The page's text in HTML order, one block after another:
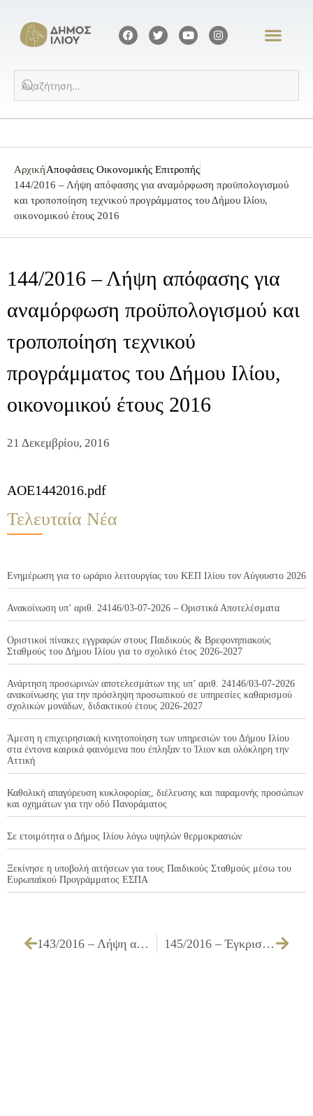
ΑρχικήΑποφάσεις Οικονομικής Επιτροπής
144/2016 – Λήψη απόφασης για αναμόρφωση προϋπολογισμού
και τροποποίηση τεχνικού προγράμματος του Δήμου Ιλίου,
οικονομικού έτους 2016
144/2016 – Λήψη απόφασης για
αναμόρφωση προϋπολογισμού και
τροποποίηση τεχνικού
προγράμματος του Δήμου Ιλίου,
οικονομικού έτους 2016
21 Δεκεμβρίου, 2016
AOE1442016.pdf
Τελευταία Νέα
Ενημέρωση για το ωράριο λειτουργίας του ΚΕΠ Ιλίου τον Αύγουστο 2026
Ανακοίνωση υπ’ αριθ. 24146/03-07-2026 – Οριστικά Αποτελέσματα
Οριστικοί πίνακες εγγραφών στους Παιδικούς & Βρεφονηπιακούς
Σταθμούς του Δήμου Ιλίου για το σχολικό έτος 2026-2027
Ανάρτηση προσωρινών αποτελεσμάτων της υπ’ αριθ. 24146/03-07-2026
ανακοίνωσης για την πρόσληψη προσωπικού σε υπηρεσίες καθαρισμού
σχολικών μονάδων, διδακτικού έτους 2026-2027
Άμεση η επιχειρησιακή κινητοποίηση των υπηρεσιών του Δήμου Ιλίου
στα έντονα καιρικά φαινόμενα που έπληξαν το Ίλιον και ολόκληρη την
Αττική
Καθολική απαγόρευση κυκλοφορίας, διέλευσης και παραμονής προσώπων
και οχημάτων για την οδό Πανοράματος
Σε ετοιμότητα ο Δήμος Ιλίου λόγω υψηλών θερμοκρασιών
Ξεκίνησε η υποβολή αιτήσεων για τους Παιδικούς Σταθμούς μέσω του
Ευρωπαϊκού Προγράμματος ΕΣΠΑ
143/2016 – Λήψη απόφασης για τον έλεγχο των επικαιροποιημένων δικαιολογητικών συμμετοχής του μειοδότη του έργου : «ΕΡΓΑΣΙΕΣ ΑΝΑΚΑΤΑΣΚΕΥΗΣ ΓΗΠΕΔΟΥ ΜΠΑΣΚΕΤ ΣΤΟ Ο.Τ. 2166Α ΕΡΓ. Ζ5/15». 145/2016 – Έγκριση δαπανών και απαλλαγή υπολόγου εντάλματος προπληρωμής 192/2016 ποσού 3.000,00 € .